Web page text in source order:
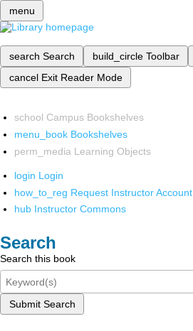
menu
search Search build_circle Toolbar
cancel Exit Reader Mode
school Campus Bookshelves
menu_book Bookshelves
perm_media Learning Objects
login Login
how_to_reg Request Instructor Account
hub Instructor Commons
Search
Search this book
Submit Search